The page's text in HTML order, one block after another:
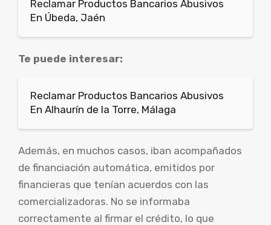
Reclamar Productos Bancarios Abusivos
En Úbeda, Jaén
Te puede interesar:
Reclamar Productos Bancarios Abusivos
En Alhaurín de la Torre, Málaga
Además, en muchos casos, iban acompañados
de financiación automática, emitidos por
financieras que tenían acuerdos con las
comercializadoras. No se informaba
correctamente al firmar el crédito, lo que